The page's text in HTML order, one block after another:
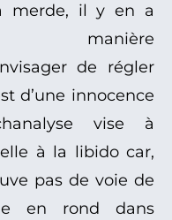
merde, il y en a
manière
de régler
d’une innocence
vise à
à la libido car,
pas de voie de
en rond dans